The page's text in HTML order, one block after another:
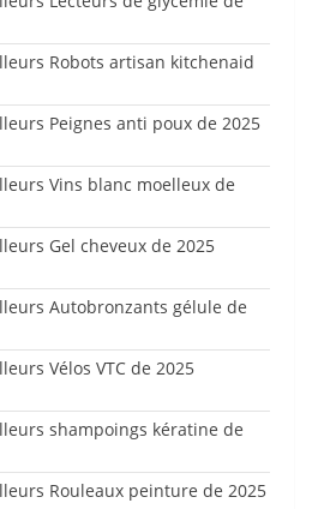
Robots artisan kitchenaid
Peignes anti poux de 2025
Vins blanc moelleux de
Gel cheveux de 2025
Autobronzants gélule de
Vélos VTC de 2025
shampoings kératine de
Rouleaux peinture de 2025